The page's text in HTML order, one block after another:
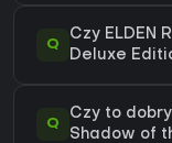
Q
Czy ELDEN
Deluxe
Q
Czy to dobry
Shadow of